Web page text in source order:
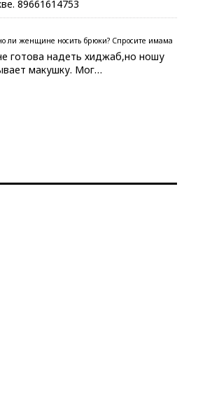
89661614753
ли женщине носить брюки? Спросите имама
готова надеть хиджаб,но ношу
макушку. Мог…